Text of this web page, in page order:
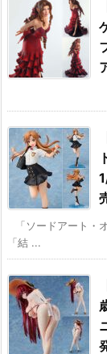
「ソードアート
「結 ...